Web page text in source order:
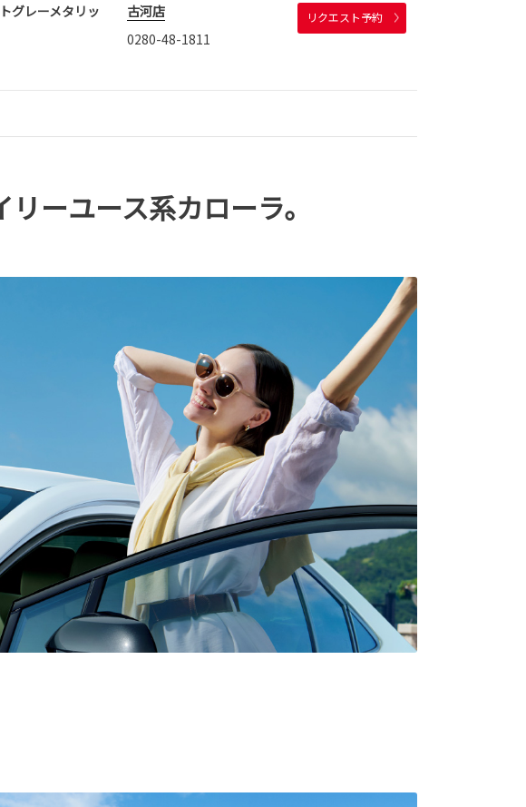
グレーメタリッ
古河店
0280-48-1811
リクエスト予約
ーユース系カローラ。